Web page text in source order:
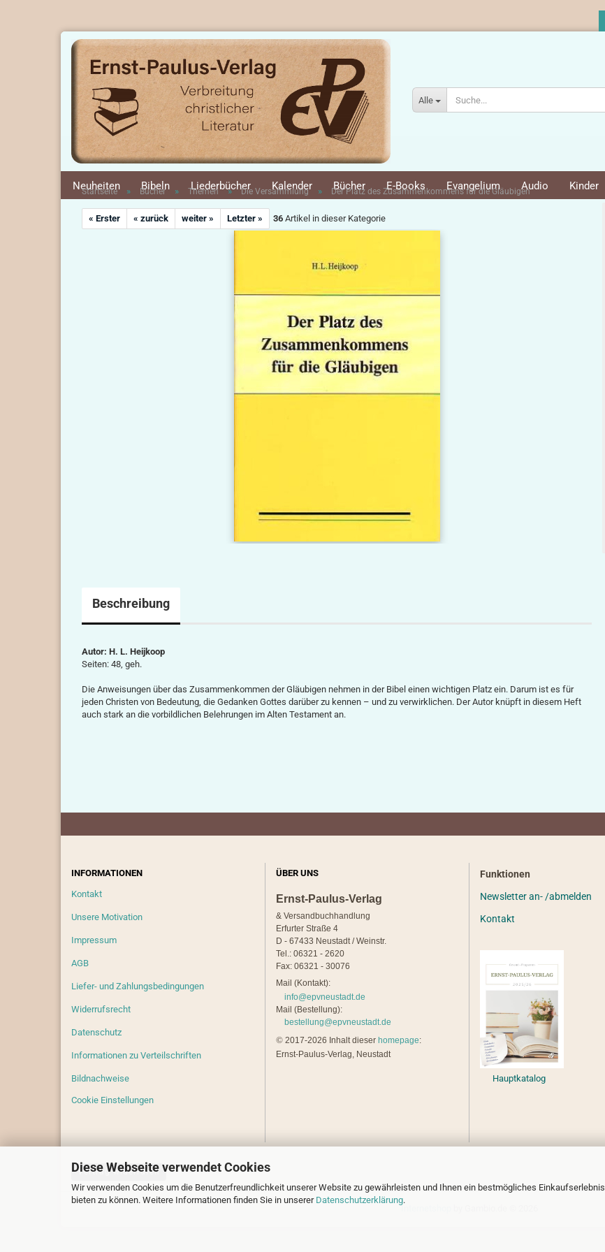
Diese Webseite verwendet Cookies
Wir verwenden Cookies um die Benutzerfreundlichkeit unserer Website zu gewährleisten und Ihnen ein bestmögliches Einkaufserlebnis
bieten zu können. Weitere Informationen finden Sie in unserer Datenschutzerklärung.
Alle
Neuheiten Bibeln Liederbücher Kalender Bücher E-Books Evangelium Audio Kinder
Startseite » Bücher » Themen » Die Versammlung » Der Platz des Zusammenkommens für die Gläubigen
« Erster « zurück weiter » Letzter » 36 Artikel in dieser Kategorie
Beschreibung
Autor: H. L. Heijkoop
Seiten: 48, geh.
Die Anweisungen über das Zusammenkommen der Gläubigen nehmen in der Bibel einen wichtigen Platz ein. Darum ist es für
jeden Christen von Bedeutung, die Gedanken Gottes darüber zu kennen – und zu verwirklichen. Der Autor knüpft in diesem Heft
auch stark an die vorbildlichen Belehrungen im Alten Testament an.
INFORMATIONEN
Kontakt
Unsere Motivation
Impressum
AGB
Liefer- und Zahlungsbedingungen
Widerrufsrecht
Datenschutz
Informationen zu Verteilschriften
Bildnachweise
Cookie Einstellungen
ÜBER UNS
Ernst-Paulus-Verlag
& Versandbuchhandlung
Erfurter Straße 4
D - 67433 Neustadt / Weinstr.
Tel.: 06321 - 2620
Fax: 06321 - 30076
Mail (Kontakt):
info@epvneustadt.de
Mail (Bestellung):
bestellung@epvneustadt.de
© 2017-2026 Inhalt dieser homepage:
Ernst-Paulus-Verlag, Neustadt
Funktionen
Newsletter an- /abmelden
Kontakt
Hauptkatalog
Vertrag widerrufen
Internetshop